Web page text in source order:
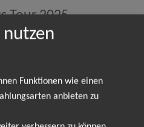
Tour 2025
Jamule keine Termine.
Funktionen wie einen
anbieten zu